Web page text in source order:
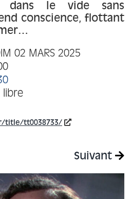
dans le vide sans
conscience, flottant
02 MARS 2025
libre
title/tt0038733/
Suivant